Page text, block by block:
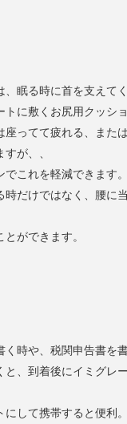
、眠る時に首を支えて
に敷くお尻用クッシ
座ってて疲れる、また
が、、
これを軽減できます。
時だけではなく、腰に
ができます。
時や、税関申告書を
と、到着後にイミグレ
して携帯すると便利。